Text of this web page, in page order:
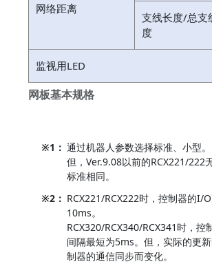
网板基本规格
网络距离
支线长度/总支
度
监视用LED
※1： 通过机器人参数选择标准、小型。
但，Ver.9.08以前的RCX221/222
标准相同。
※2： RCX221/RCX222时，控制器的I/
10ms。
RCX320/RCX340/RCX341时，控
间隔最短为5ms。但，实际的更
制器的通信同步而变化。